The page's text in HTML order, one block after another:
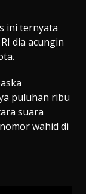
ini ternyata
dia acungin
puluhan ribu
suara
wahid di